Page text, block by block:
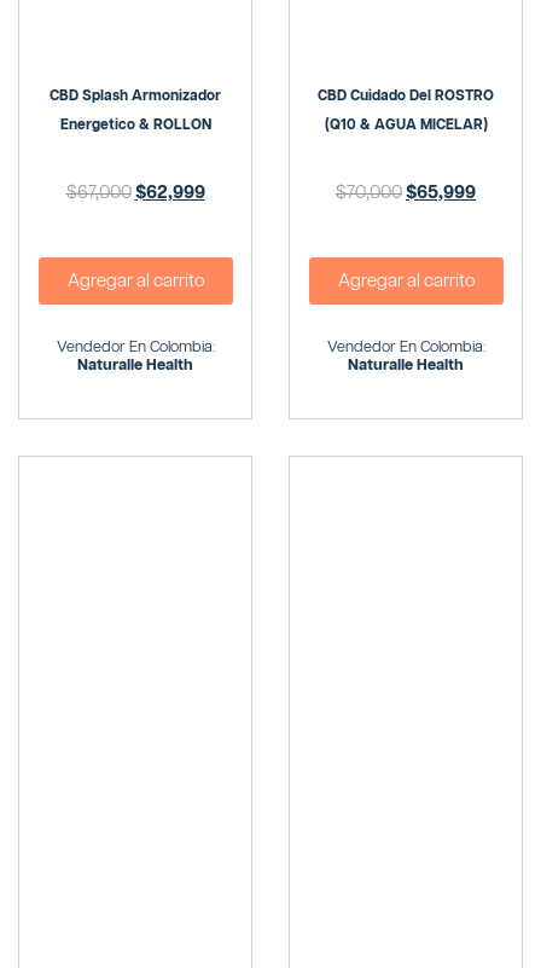
CBD Splash Armonizador
Energetico & ROLLON
$67,000 $62,999
Agregar al carrito
Vendedor En Colombia:
Naturalle Health
CBD Cuidado Del ROSTRO
(Q10 & AGUA MICELAR)
$70,000 $65,999
Agregar al carrito
Vendedor En Colombia:
Naturalle Health